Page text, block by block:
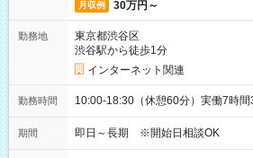
月収例 30万円～
勤務地
東京都渋谷区
渋谷駅から徒歩1分
インターネット関連
勤務時間 10:00-18:30（休憩60分）実働7時間
期間 即日～長期 ※開始日相談OK